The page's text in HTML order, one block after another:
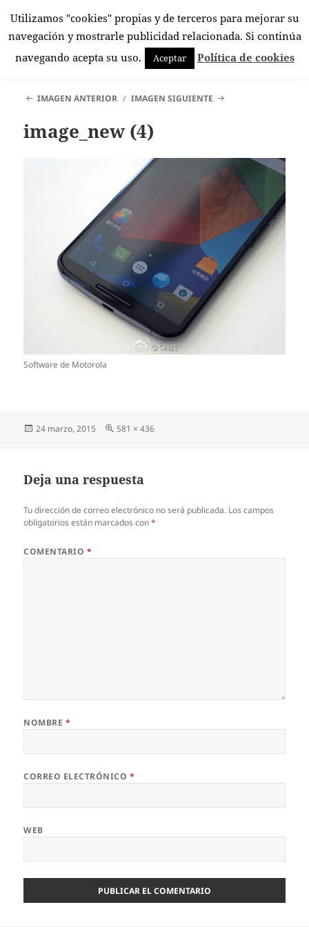
El Rincón Androide
MENÚ
Y
IMAGEN ANTERIOR
IMAGEN SIGUIENTE
image_new (4)
Software de Motorola
Publicado
24 marzo, 2015
Tamaño
581 × 436
Deja una respuesta
Tu dirección de correo electrónico no será publicada. Los campos
obligatorios están marcados con*
COMENTARIO *
NOMBRE *
CORREO ELECTRÓNICO *
WEB
Utilizamos "cookies" propias y de terceros para mejorar su
navegación y mostrarle publicidad relacionada. Si continúa
navegando acepta su uso.
Aceptar Política de cookies